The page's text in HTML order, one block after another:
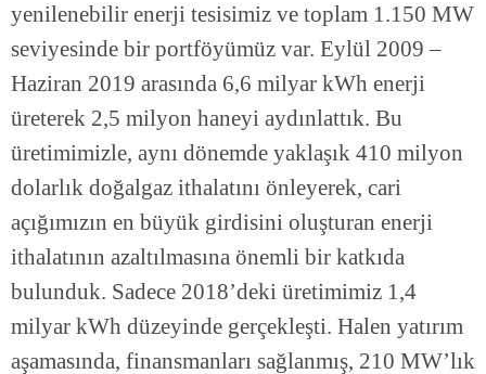
yenilenebilir enerji tesisimiz ve toplam 1.150 MW
seviyesinde bir portföyümüz var. Eylül 2009 –
Haziran 2019 arasında 6,6 milyar kWh enerji
üreterek 2,5 milyon haneyi aydınlattık. Bu
üretimimizle, aynı dönemde yaklaşık 410 milyon
dolarlık doğalgaz ithalatını önleyerek, cari
açığımızın en büyük girdisini oluşturan enerji
ithalatının azaltılmasına önemli bir katkıda
bulunduk. Sadece 2018’deki üretimimiz 1,4
milyar kWh düzeyinde gerçekleşti. Halen yatırım
aşamasında, finansmanları sağlanmış, 210 MW’lık